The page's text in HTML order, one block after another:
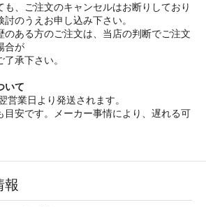
も、ご注文のキャンセルはお断りしており
のうえお申し込み下さい。
のある方のご注文は、当店の判断でご注文
合が
承下さい。
いて
業日より発送されます。
目安です。メーカー事情により、遅れる可
報